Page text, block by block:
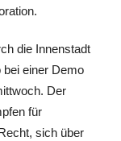
die Innenstadt
bei einer Demo
Der
für
sich über